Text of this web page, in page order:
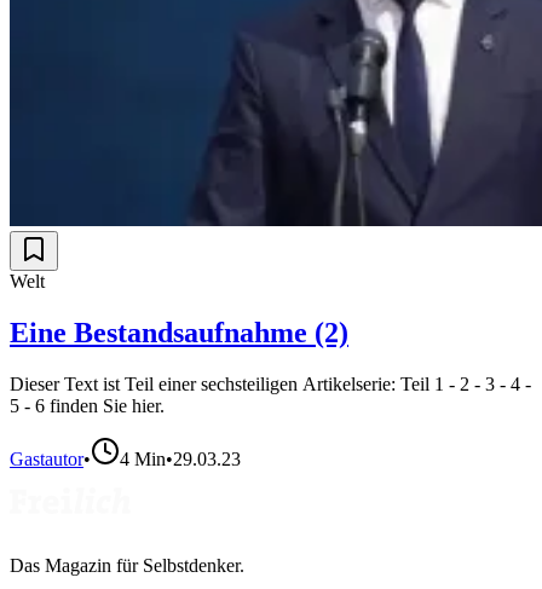
Welt
Eine Bestandsaufnahme (2)
Dieser Text ist Teil einer sechsteiligen Artikelserie: Teil 1 - 2 - 3 - 4 -
5 - 6 finden Sie hier.
Gastautor• 4 Min•29.03.23
Das Magazin für Selbstdenker.